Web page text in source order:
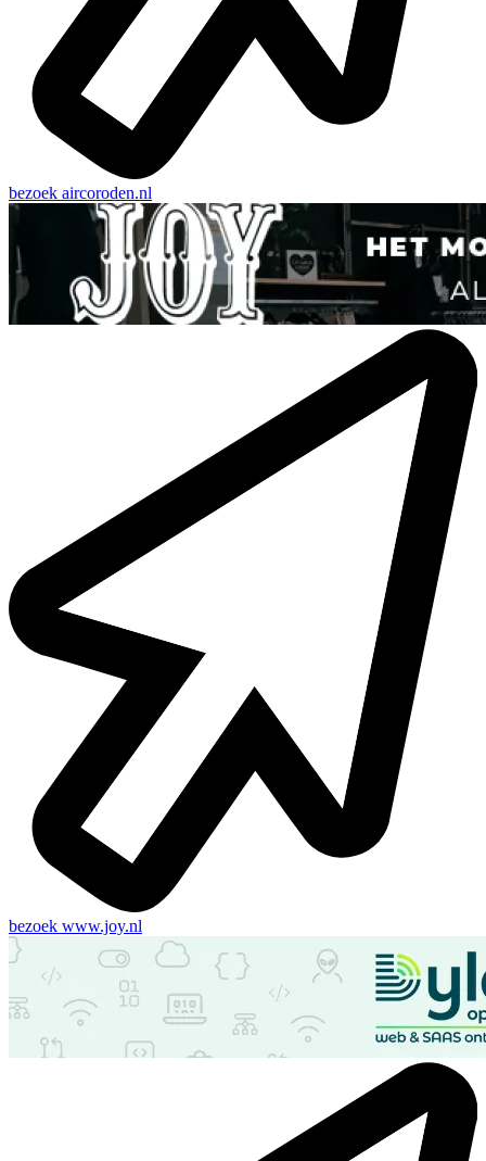
bezoek aircoroden.nl
bezoek www.joy.nl